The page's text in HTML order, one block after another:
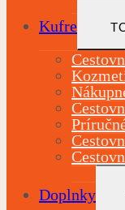
Kufre
Doplnky